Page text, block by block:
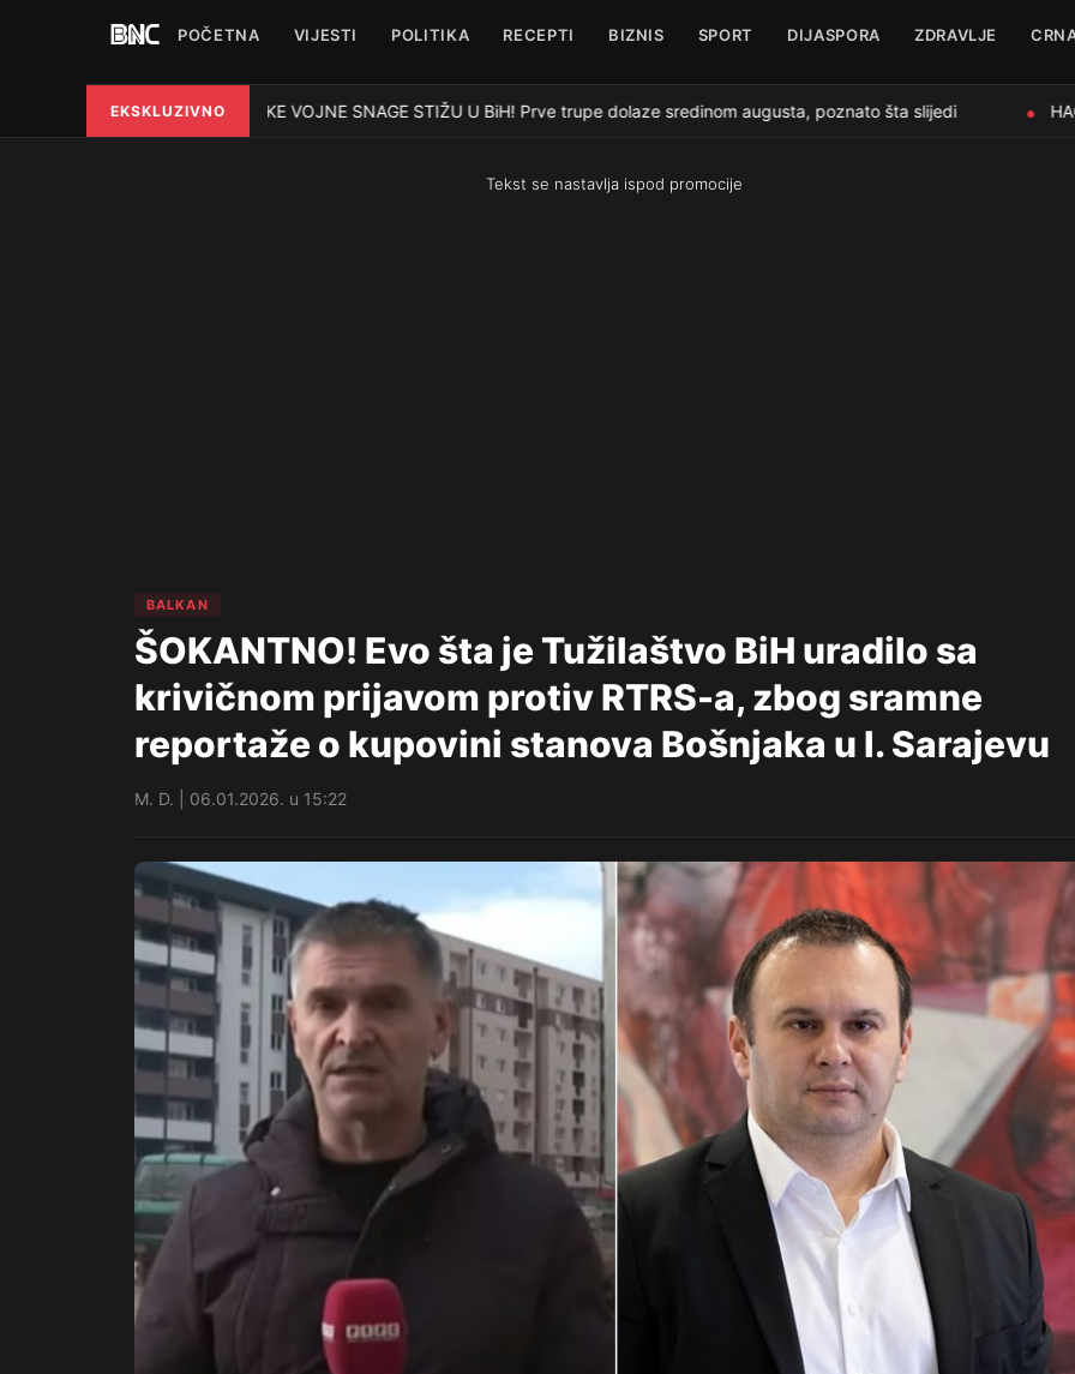
POČETNA VIJESTI POLITIKA RECEPTI BIZNIS SPORT DIJASPORA ZDRAVLJE
EKSKLUZIVNO
● VELIKE VOJNE SNAGE STIŽU U BiH! Prve trupe dolaze sredinom augusta, poznato šta slijedi
Tekst se nastavlja ispod promocije
BALKAN
ŠOKANTNO! Evo šta je Tužilaštvo BiH uradilo sa
krivičnom prijavom protiv RTRS-a, zbog sramne
reportaže o kupovini stanova Bošnjaka u I. Sarajevu
M. D. | 06.01.2026. u 15:22